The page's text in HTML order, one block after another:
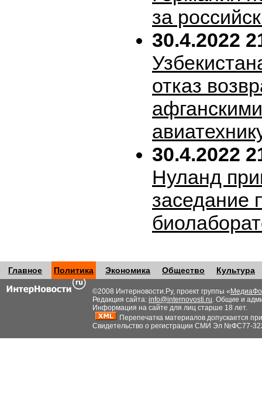
за
30.4.2022
отказ
30.4.2022
Нуланд
заседание
Главное Политика Экономика Общество Культура
©2008 Интерновости.Ру, проект группы «
Редакция сайта: info@internovosti.ru. Общие и
Информация на сайте для лиц старше 18 лет.
Перепечатка материалов допускается
Свидетельство о регистрации СМИ Эл №ФС77-